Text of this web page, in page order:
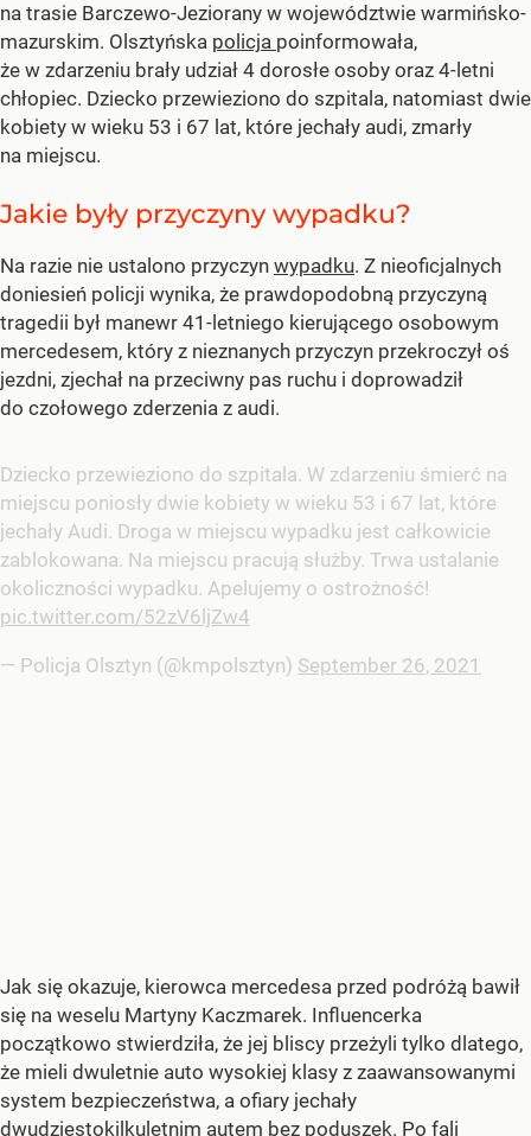
na trasie Barczewo-Jeziorany w województwie warmińsko-
mazurskim. Olsztyńska policja poinformowała,
że w zdarzeniu brały udział 4 dorosłe osoby oraz 4-letni
chłopiec. Dziecko przewieziono do szpitala, natomiast dwie
kobiety w wieku 53 i 67 lat, które jechały audi, zmarły
na miejscu.
Jakie były przyczyny wypadku?
Na razie nie ustalono przyczyn wypadku. Z nieoficjalnych
doniesień policji wynika, że prawdopodobną przyczyną
tragedii był manewr 41-letniego kierującego osobowym
mercedesem, który z nieznanych przyczyn przekroczył oś
jezdni, zjechał na przeciwny pas ruchu i doprowadził
do czołowego zderzenia z audi.
Dziecko przewieziono do szpitala. W zdarzeniu śmierć na
miejscu poniosły dwie kobiety w wieku 53 i 67 lat, które
jechały Audi. Droga w miejscu wypadku jest całkowicie
zablokowana. Na miejscu pracują służby. Trwa ustalanie
okoliczności wypadku. Apelujemy o ostrożność!
pic.twitter.com/52zV6ljZw4
— Policja Olsztyn (@kmpolsztyn) September 26, 2021
Jak się okazuje, kierowca mercedesa przed podróżą bawił
się na weselu Martyny Kaczmarek. Influencerka
początkowo stwierdziła, że jej bliscy przeżyli tylko dlatego,
że mieli dwuletnie auto wysokiej klasy z zaawansowanymi
system bezpieczeństwa, a ofiary jechały
dwudziestokilkuletnim autem bez poduszek. Po fali